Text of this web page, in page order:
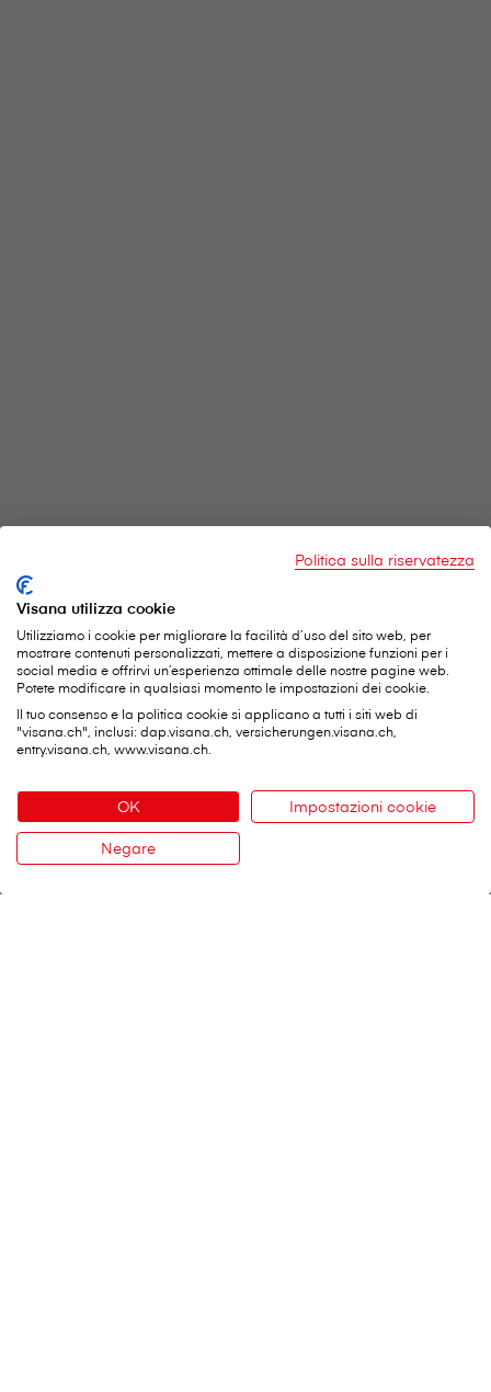
Politica sulla riservatezza
Visana utilizza cookie
Utilizziamo i cookie per migliorare la facilità d’uso del sito web, per
mostrare contenuti personalizzati, mettere a disposizione funzioni per i
social media e offrirvi un’esperienza ottimale delle nostre pagine web.
Potete modificare in qualsiasi momento le impostazioni dei cookie.
Il tuo consenso e la politica cookie si applicano a tutti i siti web di
"visana.ch", inclusi: dap.visana.ch, versicherungen.visana.ch,
entry.visana.ch, www.visana.ch.
OK
Impostazioni cookie
Negare